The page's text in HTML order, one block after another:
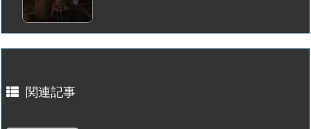
関連記事